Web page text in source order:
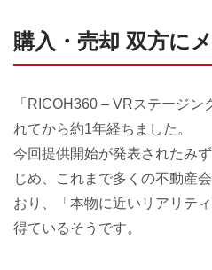
購入・売却 双方に
「RICOH360 – VRステージ
れてから約1年経ちました。
今回提供開始が発表されたみ
じめ、これまで多くの不動産
おり、「本物に近いリアリテ
得ているそうです。